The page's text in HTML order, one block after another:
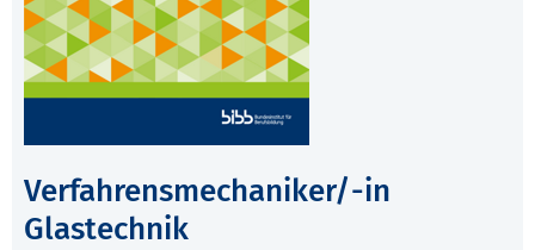
Verfahrensmechaniker/-in
Glastechnik